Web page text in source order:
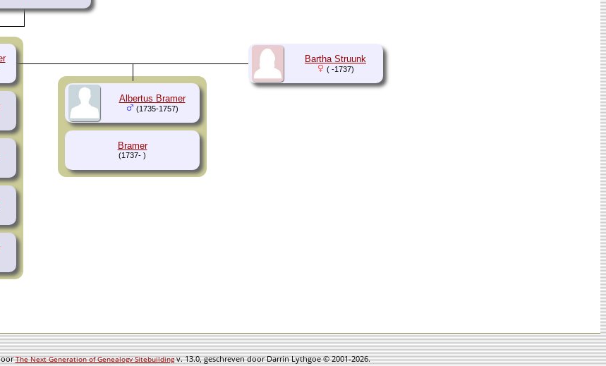
Bartha Struunk
( -1737)
Albertus Bramer
(1735-1757)
Bramer
(1737- )
The Next Generation of Genealogy Sitebuildingv. 13.0, geschreven door Darrin Lythgoe © 2001-2026.